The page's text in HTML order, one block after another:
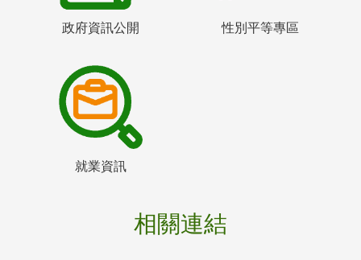
政府資訊公開 性別平等專區
就業資訊
相關連結